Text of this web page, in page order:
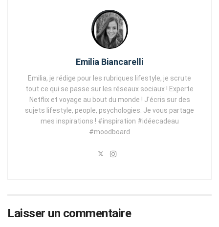
Emilia Biancarelli
Emilia, je rédige pour les rubriques lifestyle, je scrute
tout ce qui se passe sur les réseaux sociaux ! Experte
Netflix et voyage au bout du monde ! J'écris sur des
sujets lifestyle, people, psychologies. Je vous partage
mes inspirations ! #inspiration #idéecadeau
#moodboard
Laisser un commentaire